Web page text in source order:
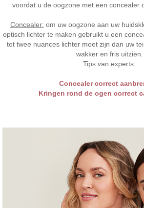
voordat u de oogzone met een concealer
Concealer: om uw oogzone aan uw
optisch lichter te maken gebruikt u een
tot twee nuances lichter moet zijn dan uw
wakker en fris uitzien.
Tips van experts:
Concealer correct
Kringen rond de ogen correct